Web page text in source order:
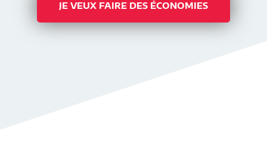
JE VEUX FAIRE DES ÉCONOMIES